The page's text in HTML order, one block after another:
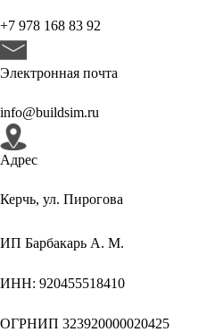
+7 978 168 83 92
Электронная почта
info@buildsim.ru
Адрес
Керчь, ул. Пирогова
ИП Барбакарь А. М.
ИНН: 920455518410
ОГРНИП 323920000020425